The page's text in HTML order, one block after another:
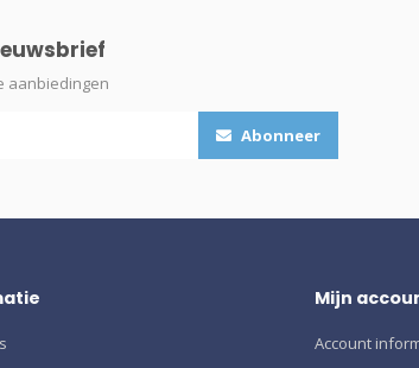
aanbiedingen
Abonneer
Mijn
Account